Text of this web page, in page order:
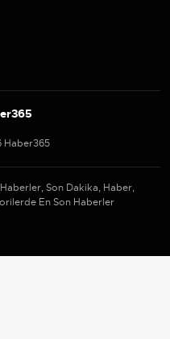
Haber365
Son Dakika, Haber,
En Son Haberler